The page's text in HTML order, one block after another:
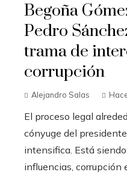
Begoña
Pedro
trama de
corrupción
Alejandro Salas
El proceso legal
cónyuge del
intensifica. Está
influencias, corrupción